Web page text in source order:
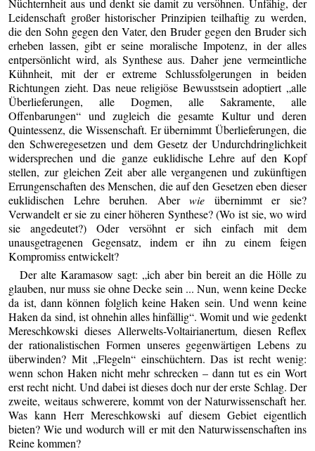
Nüchternheit aus und denkt sie damit zu versöhnen. Unfähig, der
Leidenschaft großer historischer Prinzipien teilhaftig zu werden,
die den Sohn gegen den Vater, den Bruder gegen den Bruder sich
erheben lassen, gibt er seine moralische Impotenz, in der alles
entpersönlicht wird, als Synthese aus. Daher jene vermeintliche
Kühnheit, mit der er extreme Schlussfolgerungen in beiden
Richtungen zieht. Das neue religiöse Bewusstsein adoptiert „alle
Überlieferungen, alle Dogmen, alle Sakramente, alle
Offenbarungen“ und zugleich die gesamte Kultur und deren
Quintessenz, die Wissenschaft. Er übernimmt Überlieferungen, die
den Schweregesetzen und dem Gesetz der Undurchdringlichkeit
widersprechen und die ganze euklidische Lehre auf den Kopf
stellen, zur gleichen Zeit aber alle vergangenen und zukünftigen
Errungenschaften des Menschen, die auf den Gesetzen eben dieser
euklidischen Lehre beruhen. Aberwie übernimmt er sie?
Verwandelt er sie zu einer höheren Synthese? (Wo ist sie, wo wird
sie angedeutet?) Oder versöhnt er sich einfach mit dem
unausgetragenen Gegensatz, indem er ihn zu einem feigen
Kompromiss entwickelt?
Der alte Karamasow sagt: „ich aber bin bereit an die Hölle zu
glauben, nur muss sie ohne Decke sein ... Nun, wenn keine Decke
da ist, dann können folglich keine Haken sein. Und wenn keine
Haken da sind, ist ohnehin alles hinfällig“. Womit und wie gedenkt
Mereschkowski dieses Allerwelts-Voltairianertum, diesen Reflex
der rationalistischen Formen unseres gegenwärtigen Lebens zu
überwinden? Mit „Flegeln“ einschüchtern. Das ist recht wenig:
wenn schon Haken nicht mehr schrecken – dann tut es ein Wort
erst recht nicht. Und dabei ist dieses doch nur der erste Schlag. Der
zweite, weitaus schwerere, kommt von der Naturwissenschaft her.
Was kann Herr Mereschkowski auf diesem Gebiet eigentlich
bieten? Wie und wodurch will er mit den Naturwissenschaften ins
Reine kommen?